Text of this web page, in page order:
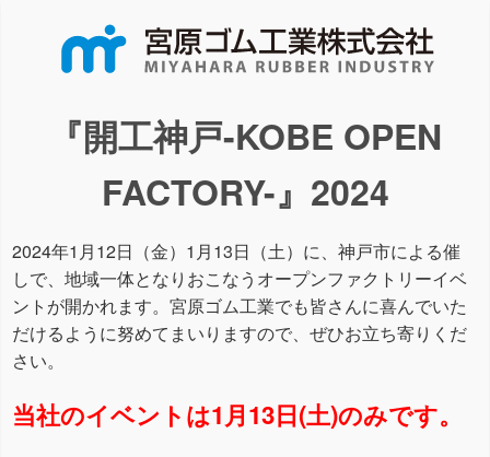
『開工神戸-KOBE OPEN
FACTORY-』2024
2024年1月12日（金）1月13日（土）に、神戸市による催
しで、地域一体となりおこなうオープンファクトリーイベ
ントが開かれます。宮原ゴム工業でも皆さんに喜んでいた
だけるように努めてまいりますので、ぜひお立ち寄りくだ
さい。
当社のイベントは1月13日(土)のみです。